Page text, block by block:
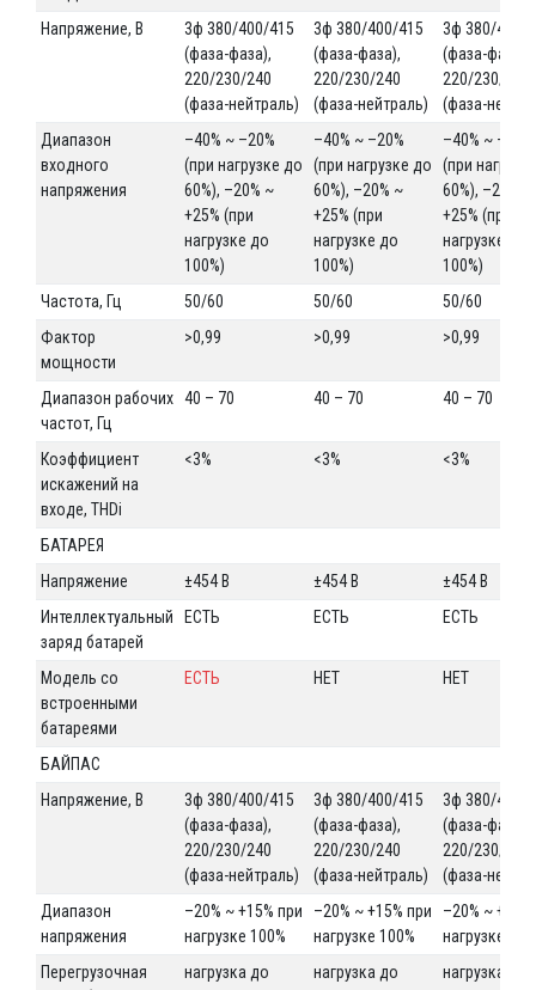
Напряжение, В
3ф 380/400/415
(фаза-фаза),
220/230/240
(фаза-нейтраль)
3ф 380/400/415
(фаза-фаза),
220/230/240
(фаза-нейтраль)
3ф 380/400/
(фаза-фаза),
220/230/240
(фаза-
Диапазон
входного
напряжения
–40% ~ –20%
(при нагрузке до
60%), –20% ~
+25% (при
нагрузке до
100%)
–40% ~ –20%
(при нагрузке до
60%), –20% ~
+25% (при
нагрузке до
100%)
–40% ~ –20%
(при
60%), –20% ~
+25% (при
нагрузке до
100%)
Частота, Гц
50/60 50/60
50/60
Фактор
мощности
>0,99 >0,99 >0,99
Диапазон рабочих
частот, Гц
40 – 70 40 – 70 40 – 70
Коэффициент
искажений на
входе, THDi
<3% <3% <3%
БАТАРЕЯ
Напряжение
±454 В ±454 В
±454 В
Интеллектуальный
заряд батарей
ЕСТЬ ЕСТЬ ЕСТЬ
Модель со
встроенными
батареями
ЕСТЬ НЕТ НЕТ
БАЙПАС
Напряжение, В
3ф 380/400/415
(фаза-фаза),
220/230/240
(фаза-нейтраль)
3ф 380/400/415
(фаза-фаза),
220/230/240
(фаза-нейтраль)
3ф 380/400/
(фаза-фаза),
220/230/240
(фаза-
Диапазон
напряжения
–20% ~ +15% при
нагрузке 100%
–20% ~ +15% при
нагрузке 100%
–20% ~
нагрузке
Перегрузочная
нагрузка до
нагрузка до
нагрузка до